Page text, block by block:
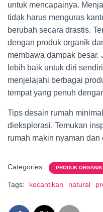
untuk mencapainya.
tidak harus menguras
berubah secara drastis.
dengan produk organik
membawa dampak
lebih baik untuk diri
menjelajahi berbagai
tempat yang penuh
Tips desain rumah
dieksplorasi. Temukan
rumah makin nyaman dan
Categories: PRODUK
Tags: kecantikan natural